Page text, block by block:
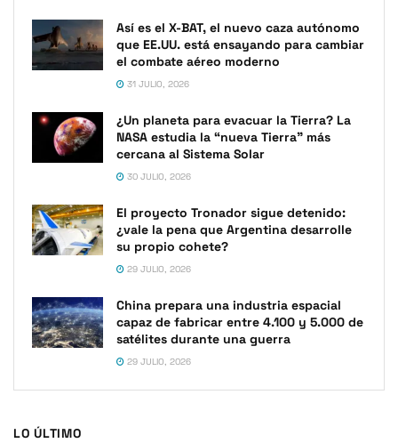
Así es el X-BAT, el nuevo caza autónomo
que EE.UU. está ensayando para cambiar
el combate aéreo moderno
31 JULIO, 2026
¿Un planeta para evacuar la Tierra? La
NASA estudia la “nueva Tierra” más
cercana al Sistema Solar
30 JULIO, 2026
El proyecto Tronador sigue detenido:
¿vale la pena que Argentina desarrolle
su propio cohete?
29 JULIO, 2026
China prepara una industria espacial
capaz de fabricar entre 4.100 y 5.000 de
satélites durante una guerra
29 JULIO, 2026
LO ÚLTIMO